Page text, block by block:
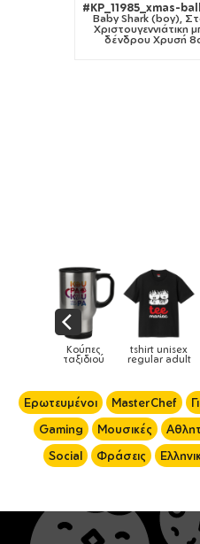
#KP_11985_xmas-
Baby Shark (boy),
Χριστουγεννιάτικη
δένδρου Χρυσή
tshirt unisex
regular adult Παιδικό tshirt Drill
Ερωτευμένοι MasterChef
Gaming
Μουσικές
Social
Φράσεις